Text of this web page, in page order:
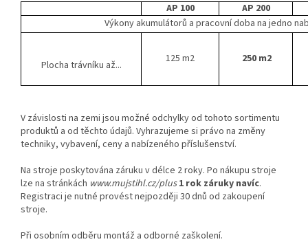
AP 100
AP 200
Výkony akumulátorů a pracovní doba na jedno
Plocha trávníku až... 125 m2 250 m2
V závislosti na zemi jsou možné odchylky od tohoto sortimentu
produktů a od těchto údajů. Vyhrazujeme si právo na změny
techniky, vybavení, ceny a nabízeného příslušenství.
Na stroje poskytována záruku v délce 2 roky. Po nákupu stroje
lze na stránkách www.mujstihl.cz/plus 1 rok záruky navíc.
Registraci je nutné provést nejpozději 30 dnů od zakoupení
stroje.
Při osobním odběru montáž a odborné zaškolení.